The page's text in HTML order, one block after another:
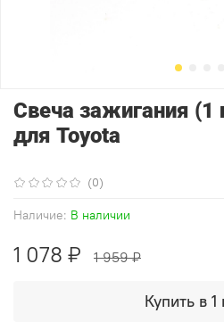
(0)
Наличие: В наличии
Свеча зажигания
для Toyota
1 078 ₽ 1 959 ₽
Купить в 1